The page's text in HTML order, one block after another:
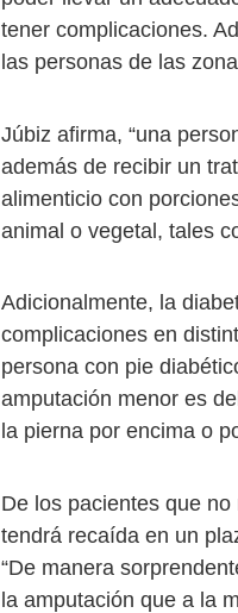
tener complicaciones.
las personas de las
Júbiz afirma, “una
además de recibir un
alimenticio con
animal o vegetal, tales
Adicionalmente, la
complicaciones en
persona con pie
amputación menor es
la pierna por encima o
De los pacientes que
tendrá recaída en un
“De manera
la amputación que a la